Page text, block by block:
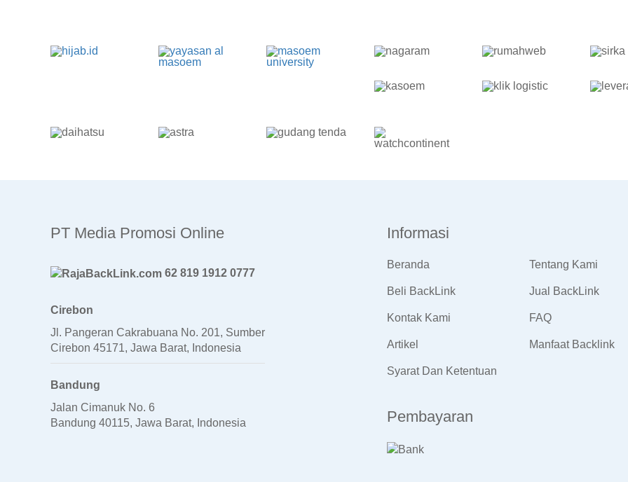
PT Media Promosi Online
62 819 1912 0777
Cirebon
Jl. Pangeran Cakrabuana No. 201, Sumber
Cirebon 45171, Jawa Barat, Indonesia
Bandung
Jalan Cimanuk No. 6
Bandung 40115, Jawa Barat, Indonesia
Informasi
Beranda Tentang Kami
Beli BackLink Jual BackLink
Kontak Kami FAQ
Artikel Manfaat Backlink
Syarat Dan Ketentuan
Pembayaran